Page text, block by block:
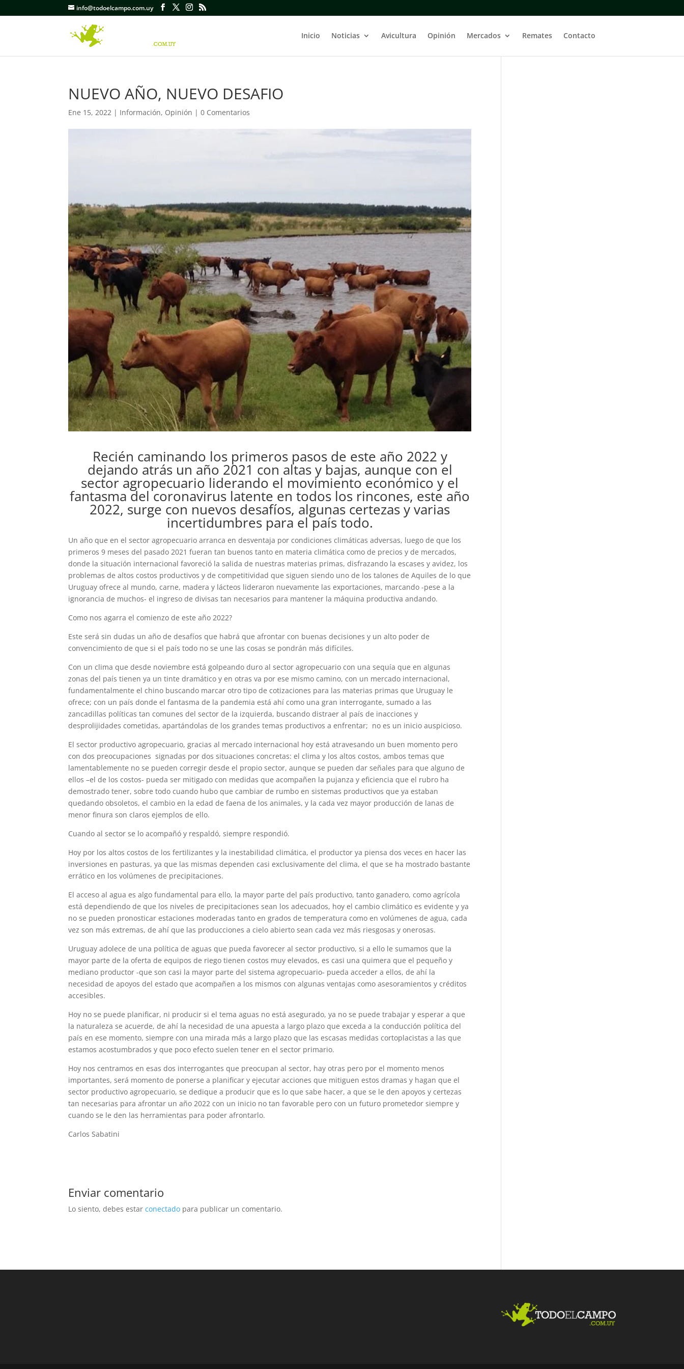
info@todoelcampo.com.uy
Inicio Noticias Avicultura Opinión Mercados Remates Contacto
NUEVO AÑO, NUEVO DESAFIO
Ene 15, 2022 | Información, Opinión |0 Comentarios
Recién caminando los primeros pasos de este año 2022 y
dejando atrás un año 2021 con altas y bajas, aunque con el
sector agropecuario liderando el movimiento económico y el
fantasma del coronavirus latente en todos los rincones, este año
2022, surge con nuevos desafíos, algunas certezas y varias
incertidumbres para el país todo.
Un año que en el sector agropecuario arranca en desventaja por condiciones climáticas adversas, luego de que los
primeros 9 meses del pasado 2021 fueran tan buenos tanto en materia climática como de precios y de mercados,
donde la situación internacional favoreció la salida de nuestras materias primas, disfrazando la escases y avidez, los
problemas de altos costos productivos y de competitividad que siguen siendo uno de los talones de Aquiles de lo que
Uruguay ofrece al mundo, carne, madera y lácteos lideraron nuevamente las exportaciones, marcando -pese a la
ignorancia de muchos- el ingreso de divisas tan necesarios para mantener la máquina productiva andando.
Como nos agarra el comienzo de este año 2022?
Este será sin dudas un año de desafíos que habrá que afrontar con buenas decisiones y un alto poder de
convencimiento de que si el país todo no se une las cosas se pondrán más difíciles.
Con un clima que desde noviembre está golpeando duro al sector agropecuario con una sequía que en algunas
zonas del país tienen ya un tinte dramático y en otras va por ese mismo camino, con un mercado internacional,
fundamentalmente el chino buscando marcar otro tipo de cotizaciones para las materias primas que Uruguay le
ofrece; con un país donde el fantasma de la pandemia está ahí como una gran interrogante, sumado a las
zancadillas políticas tan comunes del sector de la izquierda, buscando distraer al país de inacciones y
desprolijidades cometidas, apartándolas de los grandes temas productivos a enfrentar; no es un inicio auspicioso.
El sector productivo agropecuario, gracias al mercado internacional hoy está atravesando un buen momento pero
con dos preocupaciones signadas por dos situaciones concretas: el clima y los altos costos, ambos temas que
lamentablemente no se pueden corregir desde el propio sector, aunque se pueden dar señales para que alguno de
ellos –el de los costos- pueda ser mitigado con medidas que acompañen la pujanza y eficiencia que el rubro ha
demostrado tener, sobre todo cuando hubo que cambiar de rumbo en sistemas productivos que ya estaban
quedando obsoletos, el cambio en la edad de faena de los animales, y la cada vez mayor producción de lanas de
menor finura son claros ejemplos de ello.
Cuando al sector se lo acompañó y respaldó, siempre respondió.
Hoy por los altos costos de los fertilizantes y la inestabilidad climática, el productor ya piensa dos veces en hacer las
inversiones en pasturas, ya que las mismas dependen casi exclusivamente del clima, el que se ha mostrado bastante
errático en los volúmenes de precipitaciones.
El acceso al agua es algo fundamental para ello, la mayor parte del país productivo, tanto ganadero, como agrícola
está dependiendo de que los niveles de precipitaciones sean los adecuados, hoy el cambio climático es evidente y ya
no se pueden pronosticar estaciones moderadas tanto en grados de temperatura como en volúmenes de agua, cada
vez son más extremas, de ahí que las producciones a cielo abierto sean cada vez más riesgosas y onerosas.
Uruguay adolece de una política de aguas que pueda favorecer al sector productivo, si a ello le sumamos que la
mayor parte de la oferta de equipos de riego tienen costos muy elevados, es casi una quimera que el pequeño y
mediano productor -que son casi la mayor parte del sistema agropecuario- pueda acceder a ellos, de ahí la
necesidad de apoyos del estado que acompañen a los mismos con algunas ventajas como asesoramientos y créditos
accesibles.
Hoy no se puede planificar, ni producir si el tema aguas no está asegurado, ya no se puede trabajar y esperar a que
la naturaleza se acuerde, de ahí la necesidad de una apuesta a largo plazo que exceda a la conducción política del
país en ese momento, siempre con una mirada más a largo plazo que las escasas medidas cortoplacistas a las que
estamos acostumbrados y que poco efecto suelen tener en el sector primario.
Hoy nos centramos en esas dos interrogantes que preocupan al sector, hay otras pero por el momento menos
importantes, será momento de ponerse a planificar y ejecutar acciones que mitiguen estos dramas y hagan que el
sector productivo agropecuario, se dedique a producir que es lo que sabe hacer, a que se le den apoyos y certezas
tan necesarias para afrontar un año 2022 con un inicio no tan favorable pero con un futuro prometedor siempre y
cuando se le den las herramientas para poder afrontarlo.
Carlos Sabatini
Enviar comentario
Lo siento, debes estarconectado para publicar un comentario.
Fac
ebo
Twit
ter